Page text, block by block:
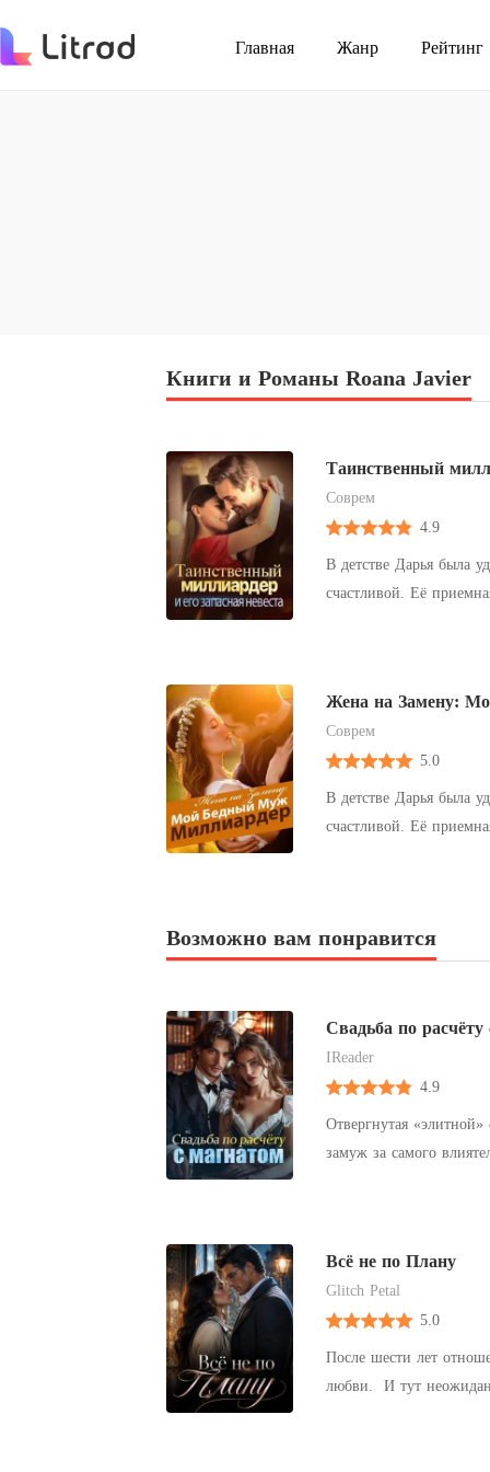
Главная Жанр Рейтинг
Книги и Романы Roana Javier
Таинственный
Соврем
4.9
В детстве Дарья была
счастливой. Её
Золушке? Но мужчина
был
концы с концами. Он
брачную ночь он
соединила двух людей
Жена на Замену:
Соврем
5.0
В детстве Дарья была
счастливой. Её
Золушке? Но мужчина
брачную ночь он
соединила двух людей
Возможно вам понравится
Свадьба по расчёту
IReader
4.9
Отвергнутая
замуж за самого
и гений в сфере
владельцы империи
устремились на неё.
Всё не по Плану
Glitch Petal
5.0
После шести лет
любви. И тут